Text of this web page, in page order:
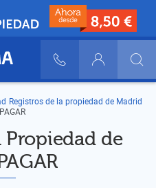
900 10 30 20
Login
Registros de la propiedad de Madrid
Propiedad de